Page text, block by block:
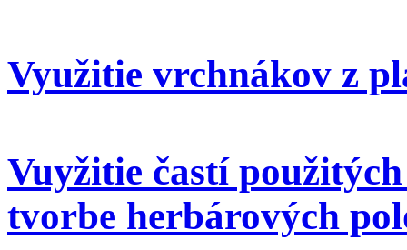
Využitie vrchnákov z
Vuyžitie častí
tvorbe herbárových